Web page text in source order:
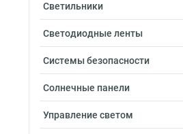
Светильники
Светодиодные ленты
Системы безопасности
Солнечные панели
Управление светом